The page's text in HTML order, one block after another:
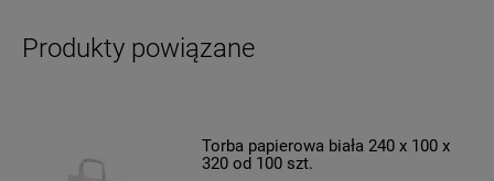
Produkty powiązane
Torba papierowa biała 240 x 100 x
320 od 100 szt.